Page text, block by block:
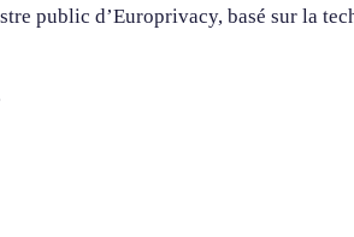
public d’Europrivacy, basé sur la